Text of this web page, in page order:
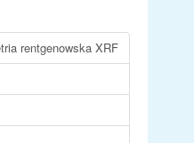
rentgenowska XRF